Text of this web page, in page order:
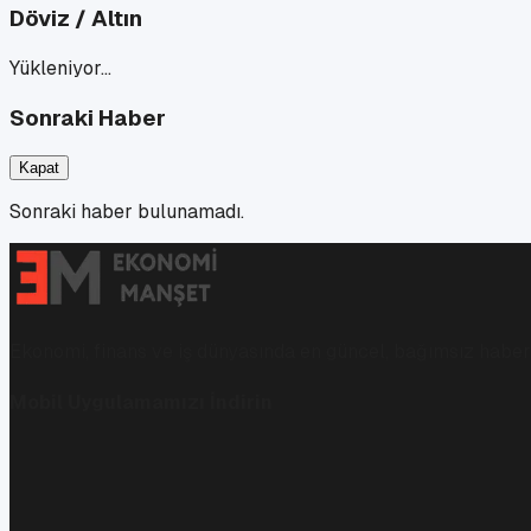
Döviz / Altın
Yükleniyor…
Sonraki Haber
Kapat
Sonraki haber bulunamadı.